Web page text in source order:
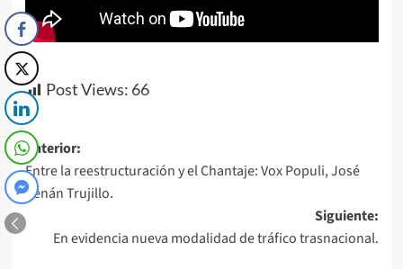
Post Views: 66
Navegación
de
entradas
Anterior:
Entre la reestructuración y el Chantaje: Vox Populi, José
Renán Trujillo.
Siguiente:
En evidencia nueva modalidad de tráfico trasnacional.